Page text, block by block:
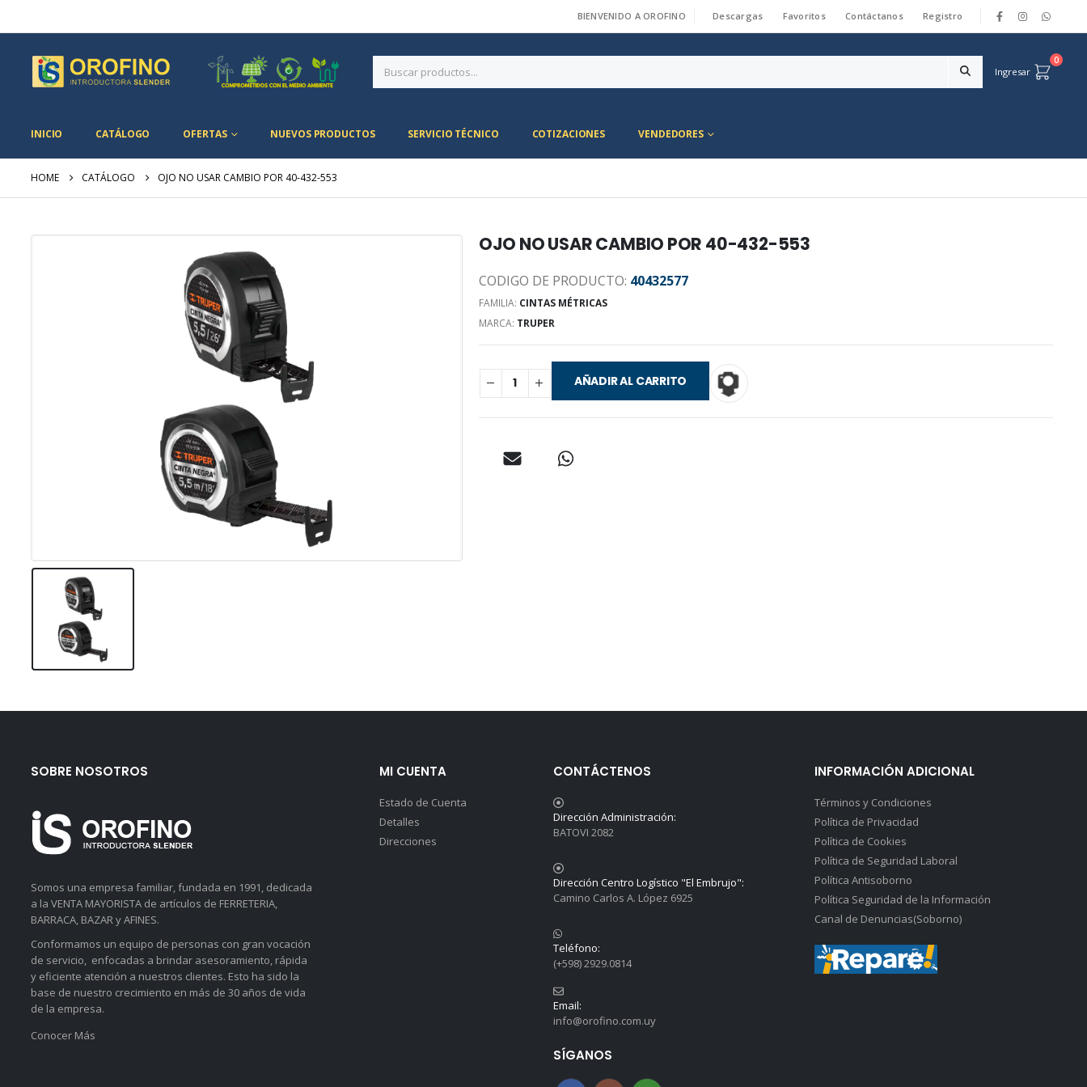
BIENVENIDO A OROFINO Descargas Favoritos Contáctanos Registro
Ingresar
0
INICIO CATÁLOGO OFERTAS NUEVOS PRODUCTOS SERVICIO TÉCNICO COTIZACIONES VENDEDORES
HOME CATÁLOGO OJO NO USAR CAMBIO POR 40-432-553
OJO NO USAR CAMBIO POR 40-432-553
CODIGO DE PRODUCTO: 40432577
FAMILIA: CINTAS MÉTRICAS
MARCA: TRUPER
AÑADIR AL CARRITO
SOBRE NOSOTROS
Somos una empresa familiar, fundada en 1991, dedicada
a la VENTA MAYORISTA de artículos de FERRETERIA,
BARRACA, BAZAR y AFINES.
Conformamos un equipo de personas con gran vocación
de servicio, enfocadas a brindar asesoramiento, rápida
y eficiente atención a nuestros clientes. Esto ha sido la
base de nuestro crecimiento en más de 30 años de vida
de la empresa.
Conocer Más
MI CUENTA
Estado de Cuenta
Detalles
Direcciones
CONTÁCTENOS
Dirección Administración:
BATOVI 2082
Dirección Centro Logístico "El Embrujo":
Camino Carlos A. López 6925
Teléfono:
(+598) 2929.0814
Email:
info@orofino.com.uy
SÍGANOS
INFORMACIÓN ADICIONAL
Términos y Condiciones
Política de Privacidad
Política de Cookies
Política de Seguridad Laboral
Política Antisoborno
Política Seguridad de la Información
Canal de Denuncias(Soborno)